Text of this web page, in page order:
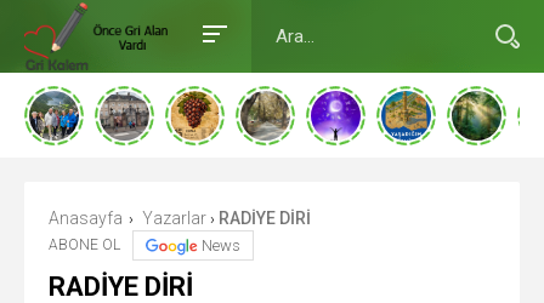
Anasayfa › Yazarlar › RADİYE DİRİ
ABONE OL News
RADİYE DİRİ